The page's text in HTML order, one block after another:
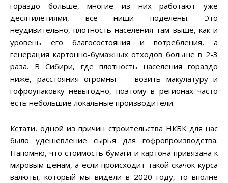
гораздо больше, многие из них работают уже
десятилетиями, все ниши поделены. Это
неудивительно, плотность населения там выше, как и
уровень его благосостояния и потребления, а
генерация картонно-бумажных отходов больше в 2-3
раза. В Сибири, где плотность населения гораздо
ниже, расстояния огромны — возить макулатуру и
гофроупаковку невыгодно, поэтому в регионах часто
есть небольшие локальные производители.
Кстати, одной из причин строительства НКБК для нас
было удешевление сырья для гофропроизводства.
Напомню, что стоимость бумаги и картона привязана к
мировым ценам, а если происходит такой скачок курса
валюты, который мы видели в 2020 году, то вполне